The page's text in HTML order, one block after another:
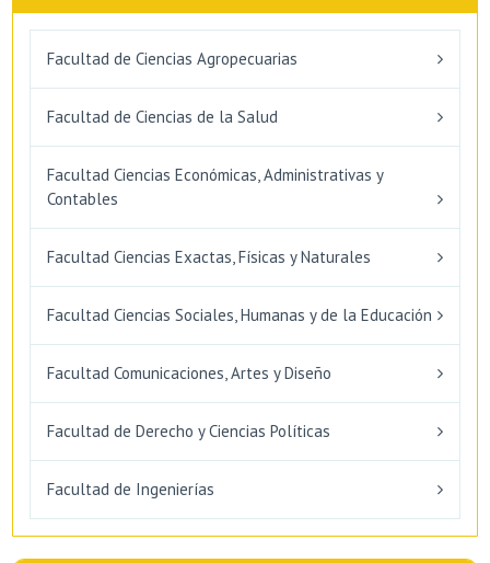
Facultad de Ciencias Agropecuarias
Facultad de Ciencias de la Salud
Facultad Ciencias Económicas, Administrativas y
Contables
Facultad Ciencias Exactas, Físicas y Naturales
Facultad Ciencias Sociales, Humanas y de la Educación
Facultad Comunicaciones, Artes y Diseño
Facultad de Derecho y Ciencias Políticas
Facultad de Ingenierías